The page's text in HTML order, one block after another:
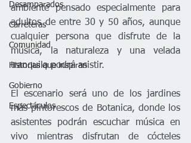
Desamparados
Carreteras
Comunidad
Historias que inspiran
Gobierno
Espectáculos
ambiente pensado especialmente para
adultos de entre 30 y 50 años, aunque
cualquier persona que disfrute de la
música, la naturaleza y una velada
tranquila podrá asistir.
El escenario será uno de los jardines
más pintorescos de Botanica, donde los
asistentes podrán escuchar música en
vivo mientras disfrutan de cócteles